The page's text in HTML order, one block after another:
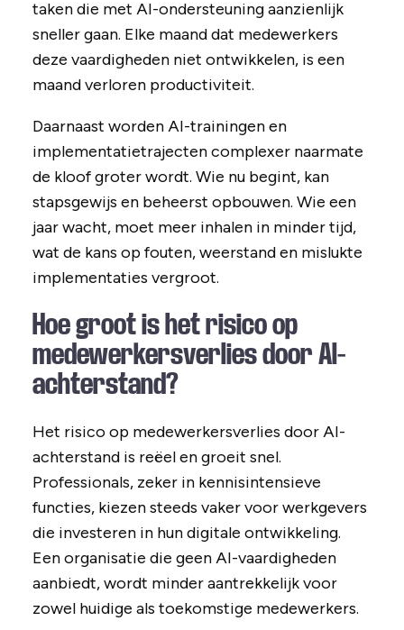
taken die met AI-ondersteuning aanzienlijk
sneller gaan. Elke maand dat medewerkers
deze vaardigheden niet ontwikkelen, is een
maand verloren productiviteit.
Daarnaast worden AI-trainingen en
implementatietrajecten complexer naarmate
de kloof groter wordt. Wie nu begint, kan
stapsgewijs en beheerst opbouwen. Wie een
jaar wacht, moet meer inhalen in minder tijd,
wat de kans op fouten, weerstand en mislukte
implementaties vergroot.
Hoe groot is het risico op
medewerkersverlies door AI-
achterstand?
Het risico op medewerkersverlies door AI-
achterstand is reëel en groeit snel.
Professionals, zeker in kennisintensieve
functies, kiezen steeds vaker voor werkgevers
die investeren in hun digitale ontwikkeling.
Een organisatie die geen AI-vaardigheden
aanbiedt, wordt minder aantrekkelijk voor
zowel huidige als toekomstige medewerkers.